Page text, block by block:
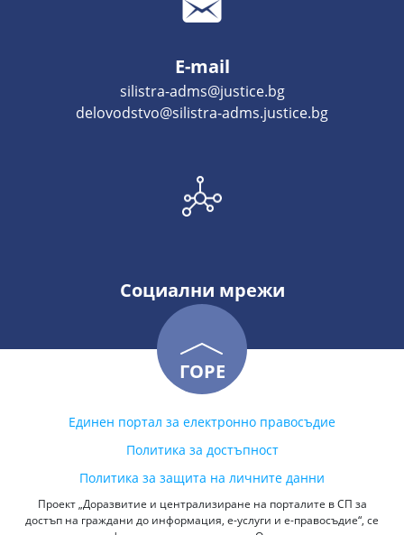
E-mail
silistra-adms@justice.bg
delovodstvo@silistra-adms.justice.bg
Социални мрежи
ГОРЕ
Единен портал за електронно правосъдие
Политика за достъпност
Политика за защита на личните данни
Проект „Доразвитие и централизиране на порталите в СП за
достъп на граждани до информация, е-услуги и е-правосъдие“, се